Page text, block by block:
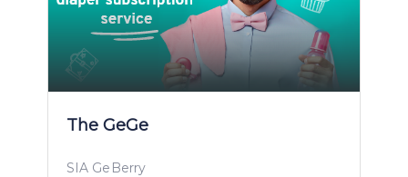
The GeGe
SIA GeBerry